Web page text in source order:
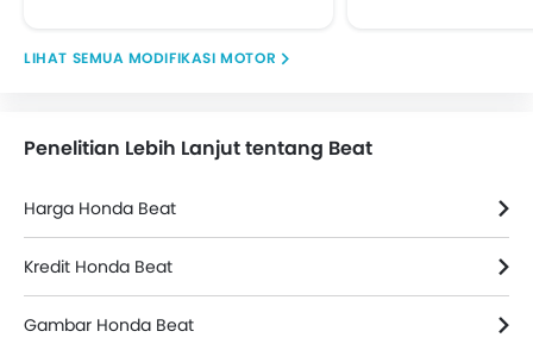
MODIFIKASI MOTOR
Penelitian Lebih Lanjut tentang Beat
Harga Honda Beat
Kredit Honda Beat
Gambar Honda Beat